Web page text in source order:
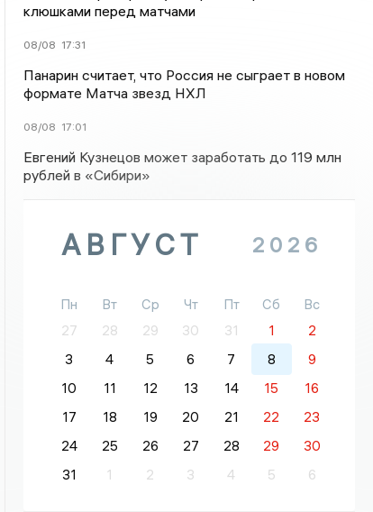
клюшками перед матчами
08/08 17:31
Панарин считает, что Россия не сыграет в новом
формате Матча звезд НХЛ
08/08 17:01
Евгений Кузнецов может заработать до 119 млн
рублей в «Сибири»
АВГУСТ 2026
Пн Вт Ср Чт Пт Сб
Вс
27
28 29 30 31 1
2
3
4 5 6 7 8
9
10
11 12 13 14 15
16
17
18 19 20 21 22
23
24
25 26 27 28 29
30
31
1 2 3 4 5 6